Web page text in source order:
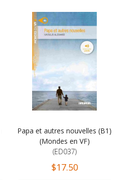
Papa et autres nouvelles (B1)
(Mondes en VF)
(ED037)
$17.50